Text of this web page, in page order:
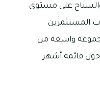
والسياح على مستوى
المستثمرين
مجموعة واسعة من
حول قائمة أشهر